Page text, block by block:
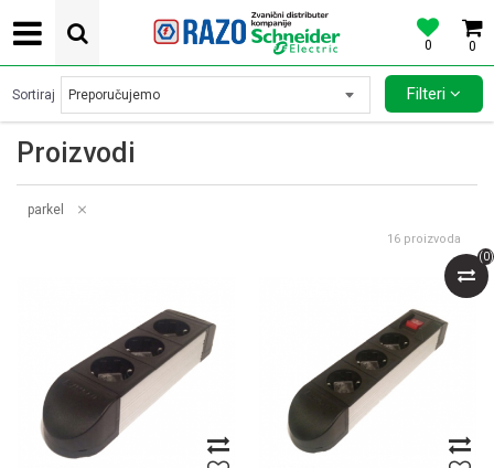
0
0
POVOLJNE CENE AUTOMATSKIH OSIGURACA SCHNEIDER ELECTRIC
(0)
Proizvodi
Sortiraj Filteri
parkel
16 proizvoda